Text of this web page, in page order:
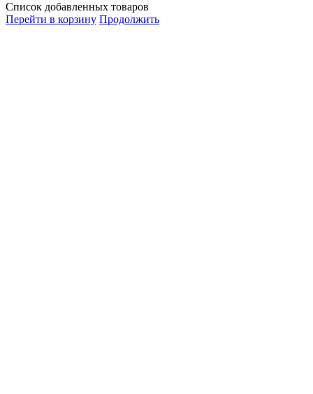
Список добавленных товаров
Перейти в корзину Продолжить